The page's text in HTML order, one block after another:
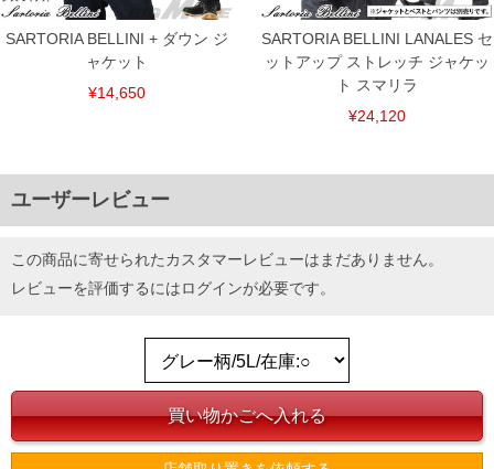
SARTORIA BELLINI + ダウン ジ
ャケット
¥14,650
SARTORIA BELLINI LANALES セ
ットアップ ストレッチ ジャケッ
ト スマリラ
¥24,120
ユーザーレビュー
この商品に寄せられたカスタマーレビューはまだありません。
レビューを評価するにはログインが必要です。